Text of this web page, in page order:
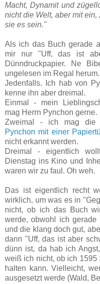
Macht, Dynamit und
nicht die Welt, aber mit
sie es sein."
Als ich das Buch gerade
mir nur "Uff, das ist
Dünndruckpapier. Ne
ungelesen im Regal herum.
Jedenfalls. Ich hab von
kenne ihn aber dreimal.
Einmal - mein
mag Herrn Pynchon gerne.
Zweimal - ich mag die
Pynchon mit einer
nicht erkannt werden.
Dreimal - eigentlich
Dienstag ins Kino und
waren wir zu faul. Oh weh.
Das ist eigentlich recht
wirklich, um was es in
nicht, ob ich das Buch
werde, obwohl ich
und die klang doch gut,
dann "Uff, das ist aber
dünn ist, da hab ich
weiß ich nicht, ob ich 1595
halten kann. Vielleicht,
ausgesetzt werde (Wald,